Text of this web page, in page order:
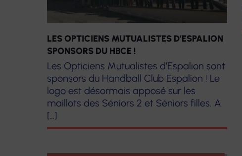
LES OPTICIENS MUTUALISTES D’ESPALION
SPONSORS DU HBCE !
Les Opticiens Mutualistes d’Espalion sont
sponsors du Handball Club Espalion ! Le
logo est désormais apposé sur les
maillots des Séniors 2 et Séniors filles. A
[…]